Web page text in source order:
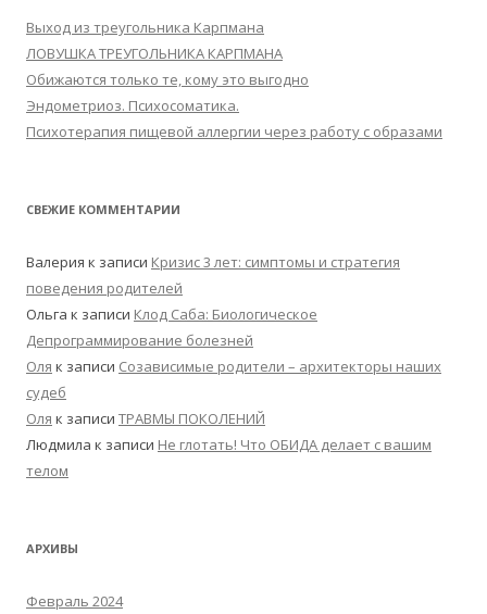
Выход из треугольника Карпмана
ЛОВУШКА ТРЕУГОЛЬНИКА КАРПМАНА
Обижаются только те, кому это выгодно
Эндометриоз. Психосоматика.
Психотерапия пищевой аллергии через работу с образами
СВЕЖИЕ КОММЕНТАРИИ
Валерия к записи Кризис 3 лет: симптомы и стратегия
поведения родителей
Ольга к записи Клод Саба: Биологическое
Депрограммирование болезней
Оля к записи Созависимые родители – архитекторы наших
судеб
Оля к записи ТРАВМЫ ПОКОЛЕНИЙ
Людмила к записи Не глотать! Что ОБИДА делает с вашим
телом
АРХИВЫ
Февраль 2024